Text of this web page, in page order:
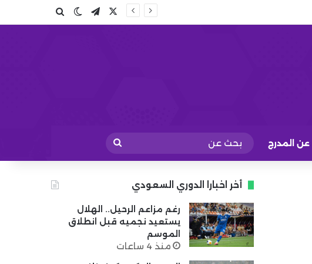
تيلقرامالوضع المظلم
بحث عن
عن المدرج
بحث
عن
أخر اخبارا الدوري السعودي
رغم مزاعم الرحيل.. الهلال
يستعيد نجميه قبل انطلاق
الموسم
منذ 4 ساعات